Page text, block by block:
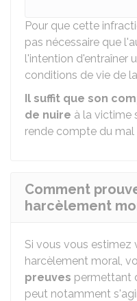
Pour que cette
pas nécessaire que
l'intention d'entraîner
conditions de vie de
Il suffit que son
de nuire à la victime
rende compte du mal
Comment
harcèlement
Si vous vous estimez
harcèlement moral,
preuves permettant
peut notamment